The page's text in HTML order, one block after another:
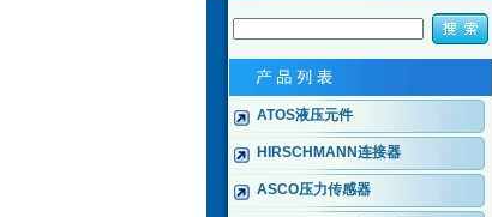
ATOS液压元件
HIRSCHMANN连接器
ASCO压力传感器